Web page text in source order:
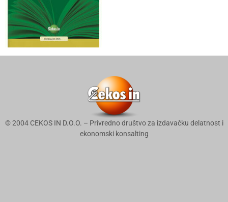
© 2004 CEKOS IN D.O.O. – Privredno društvo za izdavačku delatnost i
ekonomski konsalting